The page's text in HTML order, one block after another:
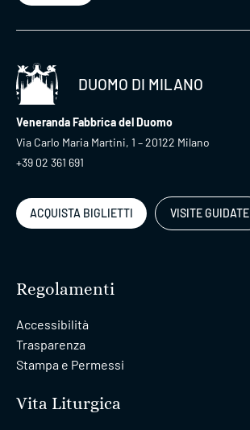
DUOMO DI MILANO
Veneranda Fabbrica del Duomo
Via Carlo Maria Martini, 1 – 20122 Milano
+39 02 361 691
ACQUISTA BIGLIETTI VISITE GUIDATE
Regolamenti
Accessibilità
Trasparenza
Stampa e Permessi
Vita Liturgica